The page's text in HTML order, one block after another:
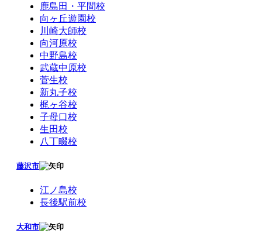
鹿島田・平間校
向ヶ丘遊園校
川崎大師校
向河原校
中野島校
武蔵中原校
菅生校
新丸子校
梶ヶ谷校
子母口校
生田校
八丁畷校
藤沢市
江ノ島校
長後駅前校
大和市